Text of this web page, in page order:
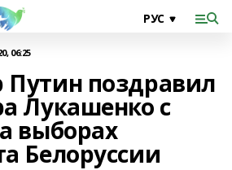
06:25
поздравил
Лукашенко с
выборах
Белоруссии